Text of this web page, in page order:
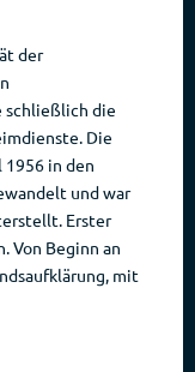
der
schließlich die
Die
1956 in den
und war
Erster
Von Beginn an
mit